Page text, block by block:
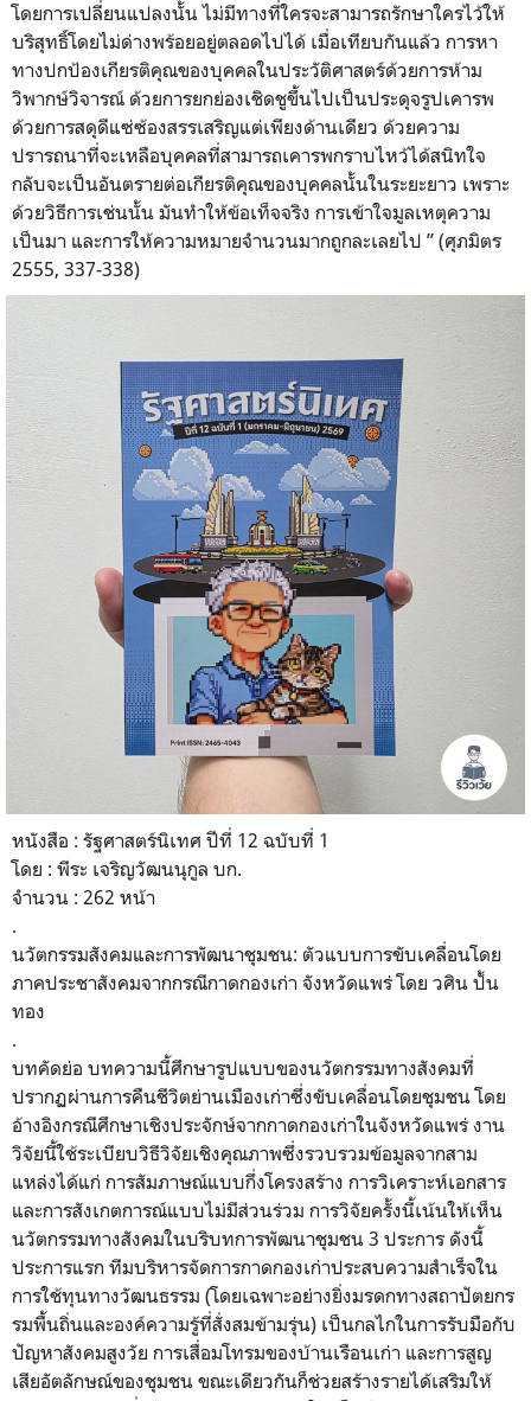
โดยการเปลี่ยนแปลงนั้น ไม่มีทางที่ใครจะสามารถรักษาใครไว้ให้
บริสุทธิ์โดยไม่ด่างพร้อยอยู่ตลอดไปได้ เมื่อเทียบกันแล้ว การหา
ทางปกป้องเกียรติคุณของบุคคลในประวัติศาสตร์ด้วยการห้าม
วิพากษ์วิจารณ์ ด้วยการยกย่องเชิดชูขึ้นไปเป็นประดุจรูปเคารพ
ด้วยการสดุดีแซ่ซ้องสรรเสริญแต่เพียงด้านเดียว ด้วยความ
ปรารถนาที่จะเหลือบุคคลที่สามารถเคารพกราบไหว้ได้สนิทใจ
กลับจะเป็นอันตรายต่อเกียรติคุณของบุคคลนั้นในระยะยาว เพราะ
ด้วยวิธีการเช่นนั้น มันทำให้ข้อเท็จจริง การเข้าใจมูลเหตุความ
เป็นมา และการให้ความหมายจำนวนมากถูกละเลยไป ” (ศุภมิตร
2555, 337-338)
หนังสือ : รัฐศาสตร์นิเทศ ปีที่ 12 ฉบับที่ 1
โดย : พีระ เจริญวัฒนนุกูล บก.
จำนวน : 262 หน้า
.
นวัตกรรมสังคมและการพัฒนาชุมชน: ตัวแบบการขับเคลื่อนโดย
ภาคประชาสังคมจากกรณีกาดกองเก่า จังหวัดแพร่ โดย วศิน ปั้น
ทอง
.
บทคัดย่อ บทความนี้ศึกษารูปแบบของนวัตกรรมทางสังคมที่
ปรากฏผ่านการคืนชีวิตย่านเมืองเก่าซึ่งขับเคลื่อนโดยชุมชน โดย
อ้างอิงกรณีศึกษาเชิงประจักษ์จากกาดกองเก่าในจังหวัดแพร่ งาน
วิจัยนี้ใช้ระเบียบวิธีวิจัยเชิงคุณภาพซึ่งรวบรวมข้อมูลจากสาม
แหล่งได้แก่ การสัมภาษณ์แบบกึ่งโครงสร้าง การวิเคราะห์เอกสาร
และการสังเกตการณ์แบบไม่มีส่วนร่วม การวิจัยครั้งนี้เน้นให้เห็น
นวัตกรรมทางสังคมในบริบทการพัฒนาชุมชน 3 ประการ ดังนี้
ประการแรก ทีมบริหารจัดการกาดกองเก่าประสบความสำเร็จใน
การใช้ทุนทางวัฒนธรรม (โดยเฉพาะอย่างยิ่งมรดกทางสถาปัตยกร
รมพื้นถิ่นและองค์ความรู้ที่สั่งสมข้ามรุ่น) เป็นกลไกในการรับมือกับ
ปัญหาสังคมสูงวัย การเสื่อมโทรมของบ้านเรือนเก่า และการสูญ
เสียอัตลักษณ์ของชุมชน ขณะเดียวกันก็ช่วยสร้างรายได้เสริมให้